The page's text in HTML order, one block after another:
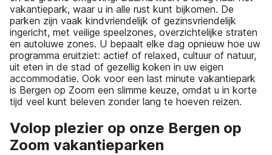
vakantiepark, waar u in alle rust kunt bijkomen. De
parken zijn vaak kindvriendelijk of gezinsvriendelijk
ingericht, met veilige speelzones, overzichtelijke straten
en autoluwe zones. U bepaalt elke dag opnieuw hoe uw
programma eruitziet: actief of relaxed, cultuur of natuur,
uit eten in de stad of gezellig koken in uw eigen
accommodatie. Ook voor een last minute vakantiepark
is Bergen op Zoom een slimme keuze, omdat u in korte
tijd veel kunt beleven zonder lang te hoeven reizen.
Volop plezier op onze Bergen op
Zoom vakantieparken